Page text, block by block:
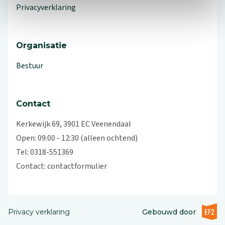
Privacyverklaring
Organisatie
Bestuur
Contact
Kerkewijk 69, 3901 EC Veenendaal
Open: 09:00 - 12:30 (alleen ochtend)
Tel: 0318-551369
Contact:contactformulier
Privacy verklaring Gebouwd doorEF2